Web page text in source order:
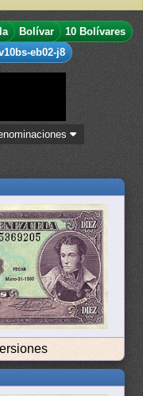
Bolívar
10 Bolívares
eb02-j8